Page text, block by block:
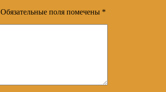
Обязательные поля помечены *